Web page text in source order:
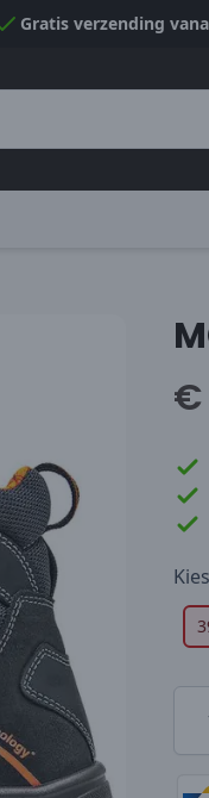
Gratis verzending
€